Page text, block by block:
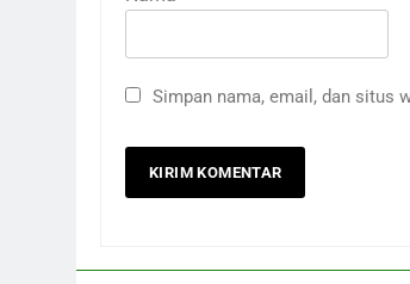
Simpan nama, email, dan situs